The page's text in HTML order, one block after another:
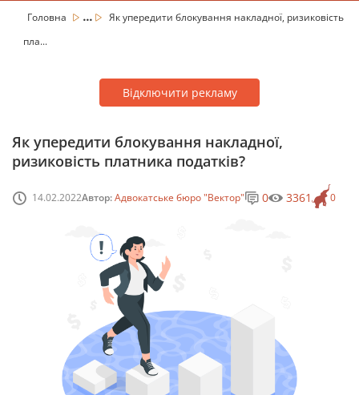
Головна ...
Як упередити блокування накладної, ризиковість
пла...
Відключити рекламу
Як упередити блокування накладної,
ризиковість платника податків?
14.02.2022Автор:Адвокатське бюро "Вектор" 0
0 3361